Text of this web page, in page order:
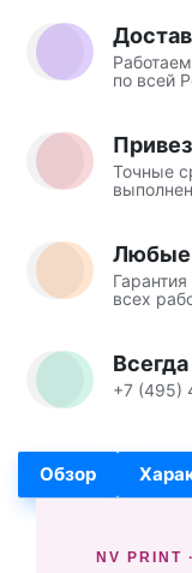
Работаем
по всей
Точные
Любые
всех
+7 (495)
Обзор
NV